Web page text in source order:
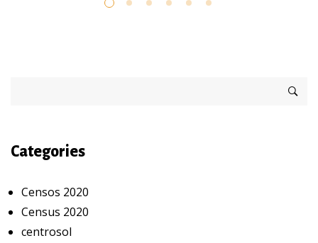
Categories
Censos 2020
Census 2020
centrosol